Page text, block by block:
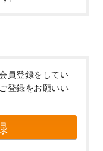
員登録をしてい
登録をお願いい